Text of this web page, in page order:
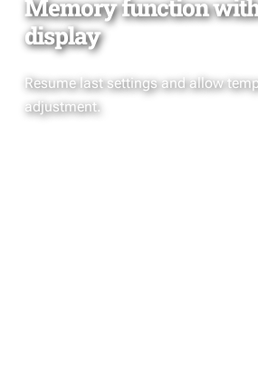
Memory function
display
Resume last settings and allow
adjustment.